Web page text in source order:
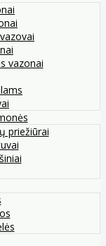
vazonai
priežiūrai